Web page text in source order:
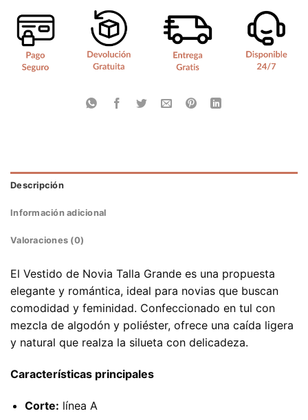
Descripción
Información adicional
Valoraciones (0)
El Vestido de Novia Talla Grande es una propuesta
elegante y romántica, ideal para novias que buscan
comodidad y feminidad. Confeccionado en tul con
mezcla de algodón y poliéster, ofrece una caída ligera
y natural que realza la silueta con delicadeza.
Características principales
Corte: línea A